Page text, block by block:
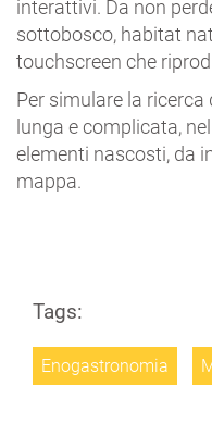
interattivi. Da non
sottobosco, habitat
touchscreen che
Per simulare la
lunga e complicata,
elementi nascosti, da
mappa.
Tags:
Enogastronomia